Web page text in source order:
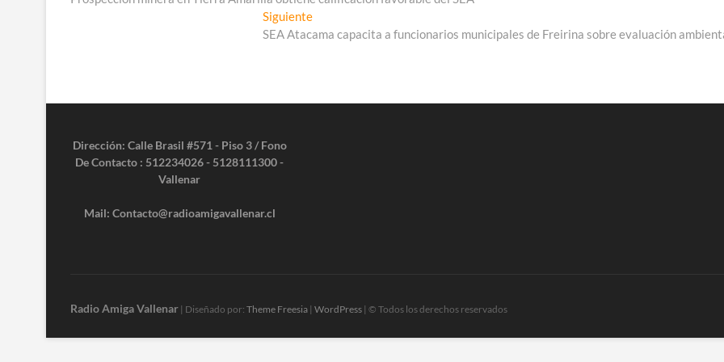
de
SiguienteEntrada
siguiente:
SEA Atacama capacita a funcionarios municipales de Freirina sobre evaluación
Dirección: Calle Brasil #571 - Piso 3 / Fono
De Contacto : 512234026 - 5128111300 -
Vallenar
Mail: Contacto@radioamigavallenar.cl
Radio Amiga Vallenar | Diseñado por: Theme Freesia | WordPress | © Todos los derechos reservados